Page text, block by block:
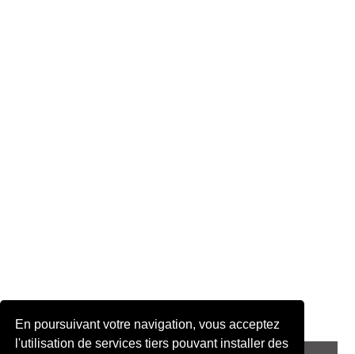
En poursuivant votre navigation, vous acceptez
l'utilisation de services tiers pouvant installer des